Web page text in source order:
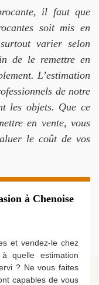
il faut que
soit mis en
varier selon
de le remettre en
L’estimation
de notre
les objets. Que ce
en vente, vous
le coût de vos
à Chenoise
et vendez-le chez
quelle estimation
? Ne vous faites
capables de vous